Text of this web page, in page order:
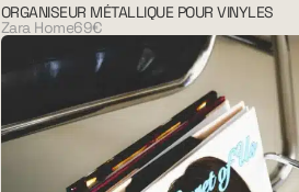
ORGANISEUR MÉTALLIQUE POUR VINYLES
Zara Home69€